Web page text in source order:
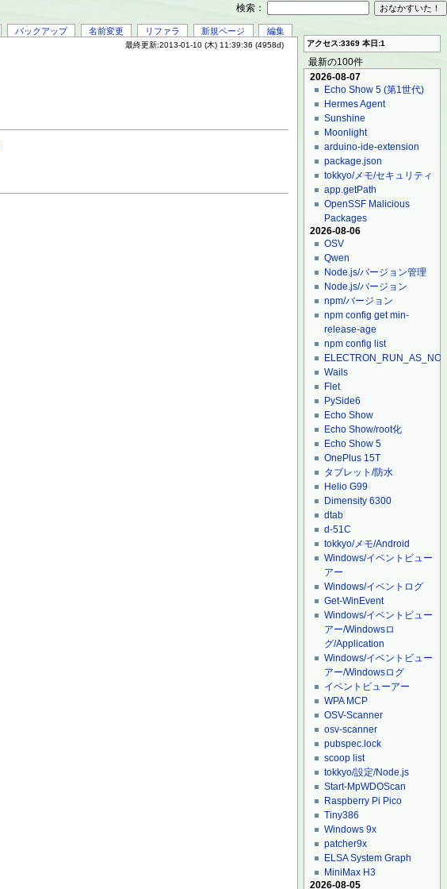
バックアップ 名前変更 リファラ 新規ページ 編集
最終更新:2013-01-10 (木) 11:39:36 (4958d) アクセス:3369 本日:1
最新の100件
2026-08-07
Echo Show 5 (第1世代)
Hermes Agent
Sunshine
Moonlight
arduino-ide-extension
package.json
tokkyo/メモ/セキュリティ
app.getPath
OpenSSF Malicious
Packages
2026-08-06
OSV
Qwen
Node.js/バージョン管理
Node.js/バージョン
npm/バージョン
npm config get min-
release-age
npm config list
Wails
Flet
PySide6
Echo Show
Echo Show/root化
Echo Show 5
OnePlus 15T
タブレット/防水
Helio G99
Dimensity 6300
dtab
d-51C
tokkyo/メモ/Android
Windows/イベントビュー
アー
Windows/イベントログ
Get-WinEvent
Windows/イベントビュー
アー/Windowsロ
グ/Application
Windows/イベントビュー
アー/Windowsログ
イベントビューアー
WPA MCP
OSV-Scanner
osv-scanner
pubspec.lock
scoop list
tokkyo/設定/Node.js
Start-MpWDOScan
Raspberry Pi Pico
Tiny386
Windows 9x
patcher9x
ELSA System Graph
MiniMax H3
2026-08-05
検索：